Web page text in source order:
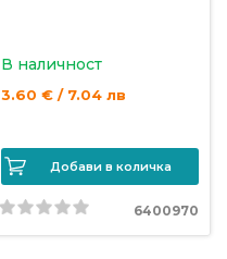
В наличност
3.60 € / 7.04 лв
Добави в количка
6400970